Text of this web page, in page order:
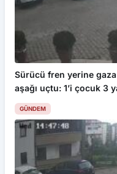
Sürücü fren yerine
aşağı uçtu: 1’i çocuk 3
GÜNDEM